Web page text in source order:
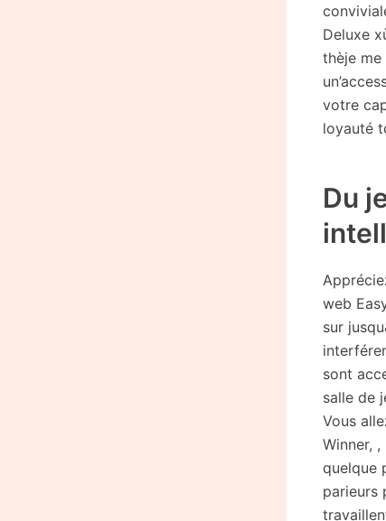
Deluxe
thèje me
votre
loyauté
Du
web
sur
sont
salle de
Vous
Winner,
quelque
parieurs